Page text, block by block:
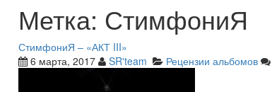
Метка: СтимфониЯ
СтимфониЯ – «АКТ III»
6 марта, 2017
SR'team Рецензии альбомов